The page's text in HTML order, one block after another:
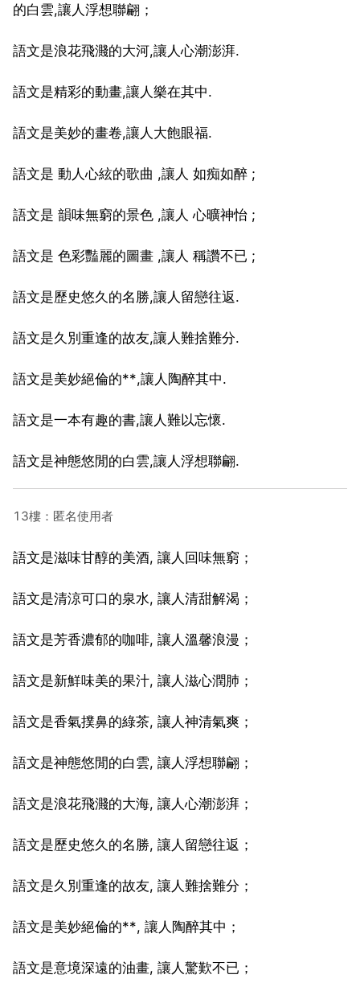
的白雲,讓人浮想聯翩；
語文是浪花飛濺的大河,讓人心潮澎湃.
語文是精彩的動畫,讓人樂在其中.
語文是美妙的畫卷,讓人大飽眼福.
語文是 動人心絃的歌曲 ,讓人 如痴如醉 ;
語文是 韻味無窮的景色 ,讓人 心曠神怡 ;
語文是 色彩豔麗的圖畫 ,讓人 稱讚不已 ;
語文是歷史悠久的名勝,讓人留戀往返.
語文是久別重逢的故友,讓人難捨難分.
語文是美妙絕倫的**,讓人陶醉其中.
語文是一本有趣的書,讓人難以忘懷.
語文是神態悠閒的白雲,讓人浮想聯翩.
13樓：匿名使用者
語文是滋味甘醇的美酒, 讓人回味無窮；
語文是清涼可口的泉水, 讓人清甜解渴；
語文是芳香濃郁的咖啡, 讓人溫馨浪漫；
語文是新鮮味美的果汁, 讓人滋心潤肺；
語文是香氣撲鼻的綠茶, 讓人神清氣爽；
語文是神態悠閒的白雲, 讓人浮想聯翩；
語文是浪花飛濺的大海, 讓人心潮澎湃；
語文是歷史悠久的名勝, 讓人留戀往返；
語文是久別重逢的故友, 讓人難捨難分；
語文是美妙絕倫的**, 讓人陶醉其中；
語文是意境深遠的油畫, 讓人驚歎不已；